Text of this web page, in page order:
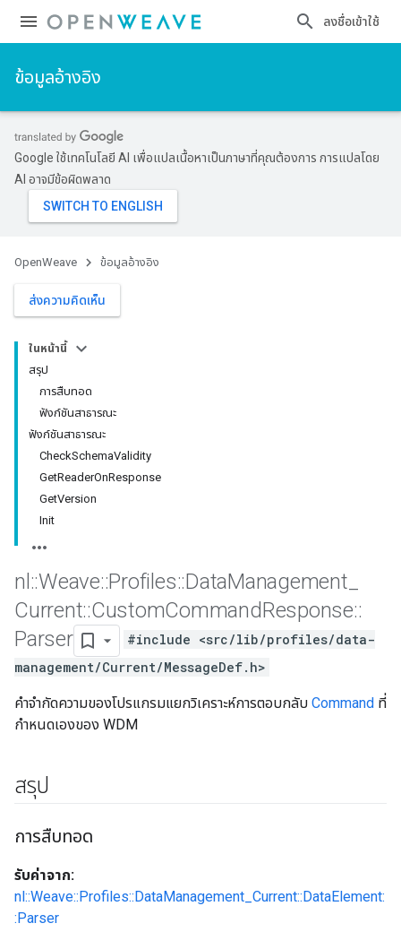
ลงชื่อเข้าใช้
ข้อมูลอ้างอิง
Google ใช้เทคโนโลยี AI เพื่อแปลเนื้อหาเป็นภาษาที่คุณต้องการ การแปลโดย
AI อาจมีข้อผิดพลาด
OpenWeave ข้อมูลอ้างอิง
ส่งความคิดเห็น
ในหน้านี้
สรุป
การสืบทอด
ฟังก์ชันสาธารณะ
ฟังก์ชันสาธารณะ
CheckSchemaValidity
GetReaderOnResponse
GetVersion
Init
nl ::Weave::Profiles::DataManagement
Current::CustomCommandResponse::
Parser
#include <src/lib/profiles/data-
management/Current/MessageDef.h>
คำจำกัดความของโปรแกรมแยกวิเคราะห์การตอบกลับ Command ที่
กำหนดเองของ WDM
สรุป
การสืบทอด
รับค่าจาก:
nl::Weave::Profiles::DataManagement_Current::DataElement:
:Parser